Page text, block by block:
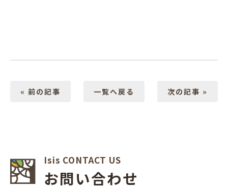
« 前の記事 一覧へ戻る 次の記事 »
Isis CONTACT US
お問い合わせ